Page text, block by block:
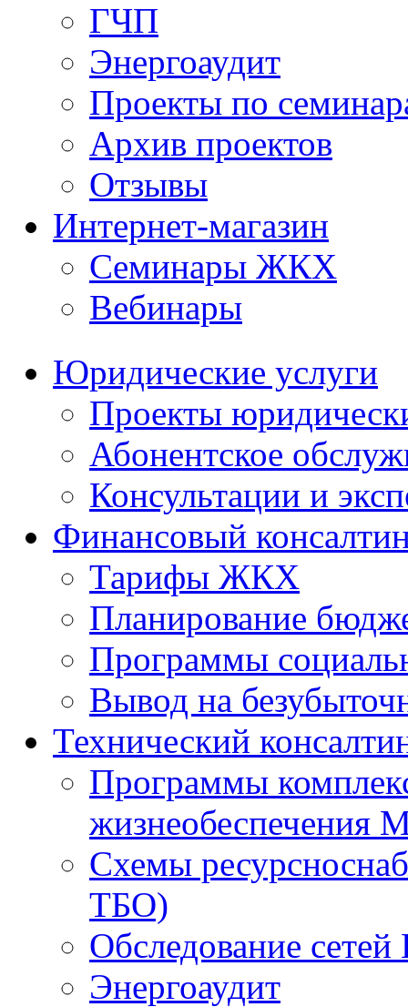
ГЧП
Энергоаудит
Проекты по
Архив проектов
Отзывы
Интернет-магазин
Семинары ЖКХ
Вебинары
Юридические услуги
Проекты
Абонентское
Консультации и
Финансовый
Тарифы ЖКХ
Планирование
Программы
Вывод на
Технический
Программы
жизнеобеспечения
Схемы
ТБО)
Обследование
Энергоаудит